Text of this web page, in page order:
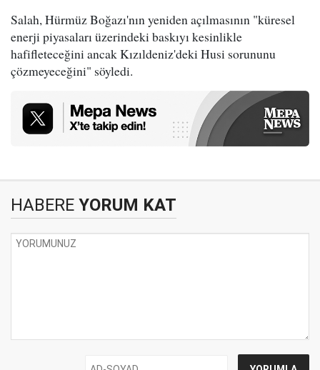
Salah, Hürmüz Boğazı'nın yeniden açılmasının "küresel
enerji piyasaları üzerindeki baskıyı kesinlikle
hafifleteceğini ancak Kızıldeniz'deki Husi sorununu
çözmeyeceğini" söyledi.
HABERE YORUM KAT